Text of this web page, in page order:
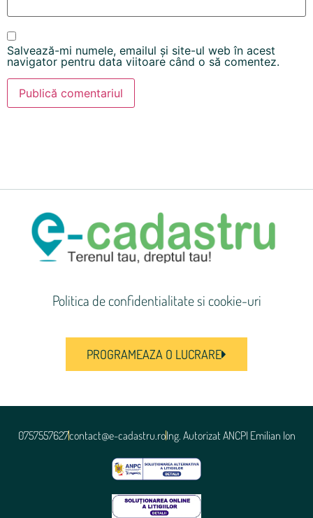
Salvează-mi numele, emailul și site-ul web în acest
navigator pentru data viitoare când o să comentez.
Politica de confidentialitate si cookie-uri
PROGRAMEAZA O LUCRARE
0757557627contact@e-cadastru.roIng. Autorizat ANCPI Emilian Ion